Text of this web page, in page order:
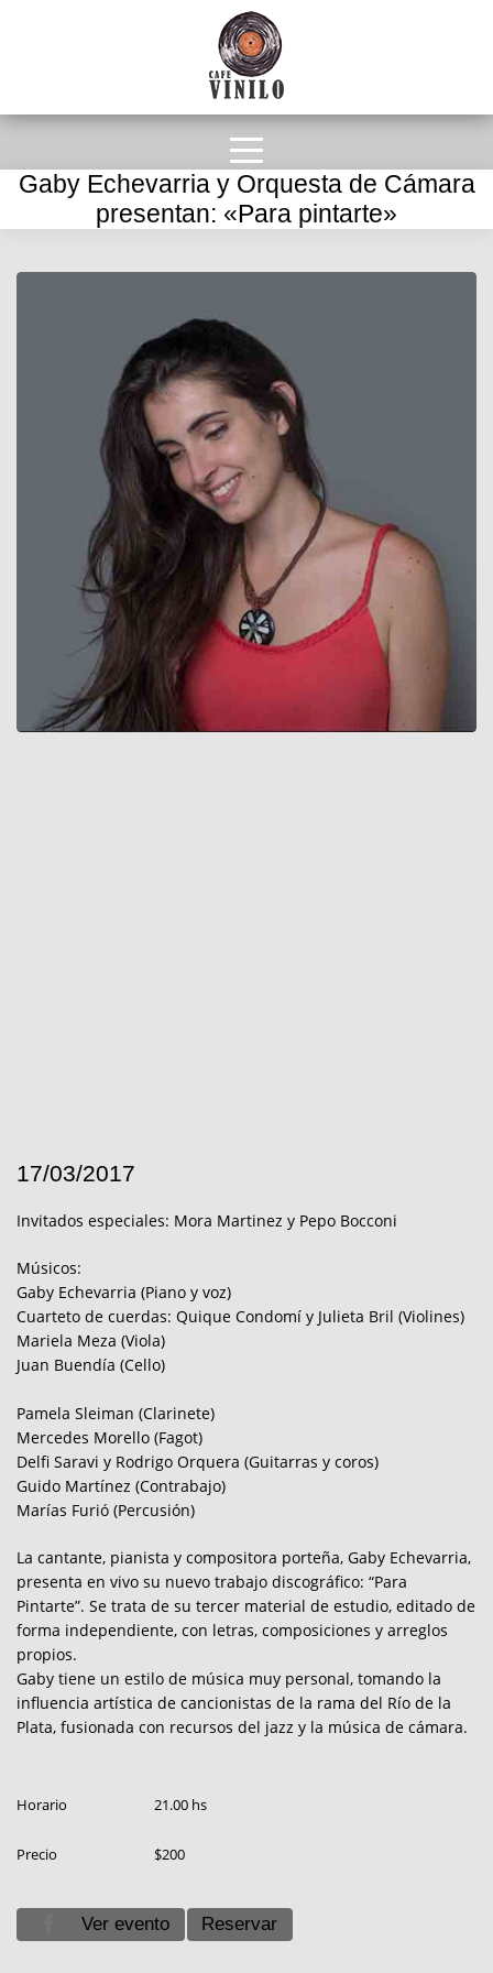
Gaby Echevarria y Orquesta de Cámara
presentan: «Para pintarte»
17/03/2017
Invitados especiales: Mora Martinez y Pepo Bocconi
Músicos:
Gaby Echevarria (Piano y voz)
Cuarteto de cuerdas: Quique Condomí y Julieta Bril (Violines)
Mariela Meza (Viola)
Juan Buendía (Cello)
Pamela Sleiman (Clarinete)
Mercedes Morello (Fagot)
Delfi Saravi y Rodrigo Orquera (Guitarras y coros)
Guido Martínez (Contrabajo)
Marías Furió (Percusión)
La cantante, pianista y compositora porteña, Gaby Echevarria,
presenta en vivo su nuevo trabajo discográfico: “Para
Pintarte”. Se trata de su tercer material de estudio, editado de
forma independiente, con letras, composiciones y arreglos
propios.
Gaby tiene un estilo de música muy personal, tomando la
influencia artística de cancionistas de la rama del Río de la
Plata, fusionada con recursos del jazz y la música de cámara.
Horario 21.00 hs
Precio $200
Ver evento Reservar